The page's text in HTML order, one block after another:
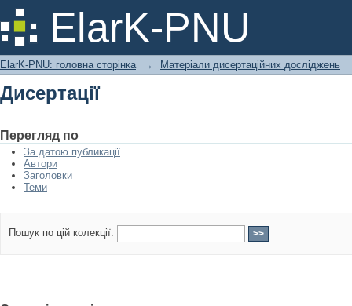
ElarK-PNU
Дисертації
ElarK-PNU: головна сторінка → Матеріали дисертаційних досліджень
Дисертації
Перегляд по
За датою публикації
Автори
Заголовки
Теми
Пошук по цій колекції: